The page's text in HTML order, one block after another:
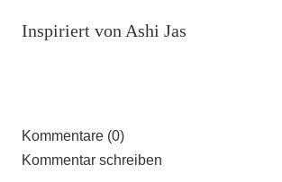
Inspiriert von Ashi Jas
Kommentare (0)
Kommentar schreiben